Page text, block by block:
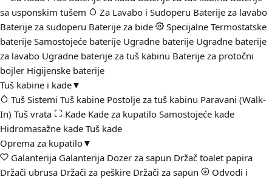
sa usponskim tušem
Za Lavabo i Sudoperu Baterije za lavabo
Baterije za sudoperu Baterije za bide Specijalne Termostatske
baterije Samostojeće baterije Ugradne baterije Ugradne baterije
za lavabo Ugradne baterije za tuš kabinu Baterije za protočni
bojler Higijenske baterije
Tuš kabine i kade▼
Tuš Sistemi Tuš kabine Postolje za tuš kabinu Paravani (Walk-
In) Tuš vrata Kade Kade za kupatilo Samostojeće kade
Hidromasažne kade Tuš kade
Oprema za kupatilo▼
Galanterija Galanterija Dozer za sapun Držač toalet papira
Držači ubrusa Držači za peškire Držači za sapun
Odvodi i